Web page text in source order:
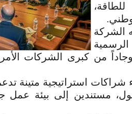
الشركة
الرسمية
وجاداً من كبرى الشركات
شراكات استراتيجية متينة
مستندين إلى بيئة عمل